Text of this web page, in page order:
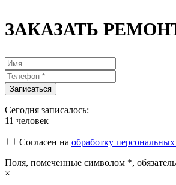
ЗАКАЗАТЬ
Сегодня записалось:
11 человек
Согласен на обработку
Поля, помеченные символом *,
×